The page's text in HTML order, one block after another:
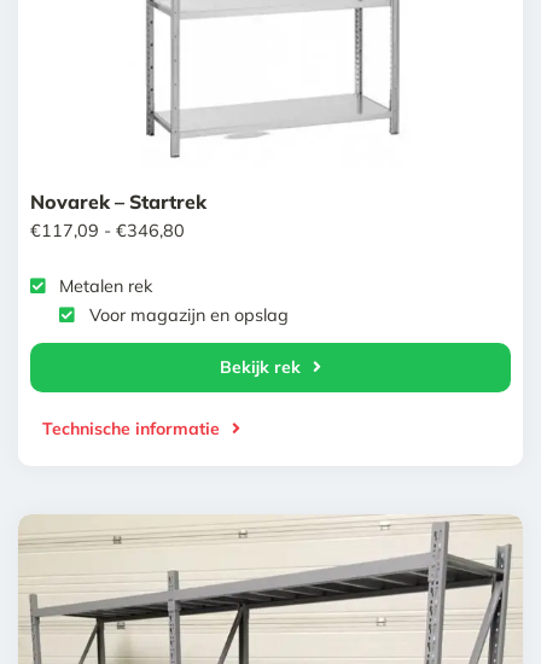
Novarek – Startrek
€117,09 - €346,80Prijsklasse:
€346,80
Metalen rek
Voor magazijn en opslag
Bekijk rek
Technische informatie